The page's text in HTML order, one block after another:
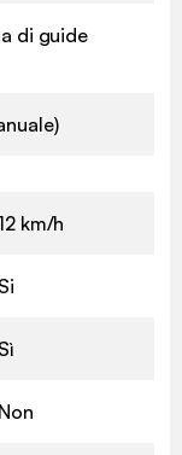
di guide
km/h
Si
Sì
Non